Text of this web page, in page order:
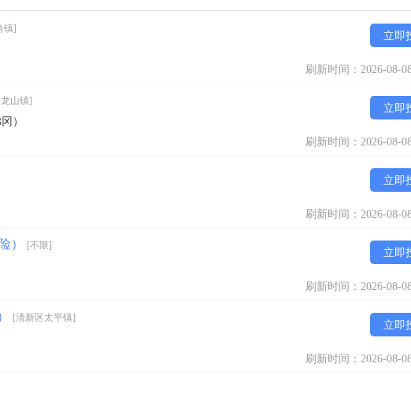
镇]
立即
刷新时间：2026-08-
山镇]
立即
）
刷新时间：2026-08-
立即
刷新时间：2026-08-
） [不限]
立即
刷新时间：2026-08-
[清新区太平镇]
立即
刷新时间：2026-08-